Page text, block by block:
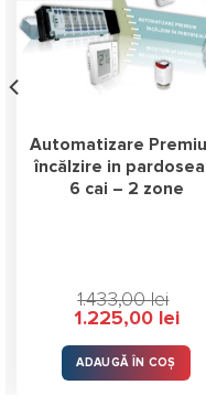
Automatizare
încălzire in
6 cai – 2 zone
1.433,00lei
Prețul
inițial
a
fost:
1.225,00 lei
este:
ADAUGĂ ÎN COȘ